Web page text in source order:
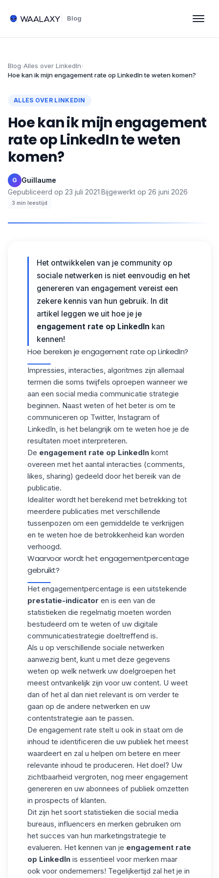
Blog
Blog›Alles over LinkedIn›
Hoe kan ik mijn engagement rate op LinkedIn te weten komen?
ALLES OVER LINKEDIN
Hoe kan ik mijn engagement
rate op LinkedIn te weten
komen?
G Guillaume·
Gepubliceerd op 23 juli 2021·Bijgewerkt op 26 juni 2026·
3 min leestijd
Het ontwikkelen van je community op
sociale netwerken is niet eenvoudig en het
genereren van engagement vereist een
zekere kennis van hun gebruik. In dit
artikel leggen we uit hoe je je
engagement rate op LinkedIn kan
kennen!
Hoe bereken je engagement rate op LinkedIn?
Impressies, interacties, algoritmes zijn allemaal
termen die soms twijfels oproepen wanneer we
aan een social media communicatie strategie
beginnen. Naast weten of het beter is om te
communiceren op Twitter, Instagram of
LinkedIn, is het belangrijk om te weten hoe je de
resultaten moet interpreteren.
De engagement rate op LinkedIn komt
overeen met het aantal interacties (comments,
likes, sharing) gedeeld door het bereik van de
publicatie.
Idealiter wordt het berekend met betrekking tot
meerdere publicaties met verschillende
tussenpozen om een gemiddelde te verkrijgen
en te weten hoe de betrokkenheid kan worden
verhoogd.
Waarvoor wordt het engagementpercentage
gebruikt?
Het engagementpercentage is een uitstekende
prestatie-indicator en is een van de
statistieken die regelmatig moeten worden
bestudeerd om te weten of uw digitale
communicatiestrategie doeltreffend is.
Als u op verschillende sociale netwerken
aanwezig bent, kunt u met deze gegevens
weten op welk netwerk uw doelgroepen het
meest ontvankelijk zijn voor uw content. U weet
dan of het al dan niet relevant is om verder te
gaan op de andere netwerken en uw
contentstrategie aan te passen.
De engagement rate stelt u ook in staat om de
inhoud te identificeren die uw publiek het meest
waardeert en zal u helpen om betere en meer
relevante inhoud te produceren. Het doel? Uw
zichtbaarheid vergroten, nog meer engagement
genereren en uw abonnees of publiek omzetten
in prospects of klanten.
Dit zijn het soort statistieken die social media
bureaus, influencers en merken gebruiken om
het succes van hun marketingstrategie te
evalueren. Het kennen van je engagement rate
op LinkedIn is essentieel voor merken maar
ook voor ondernemers! Tegelijkertijd zal het je in